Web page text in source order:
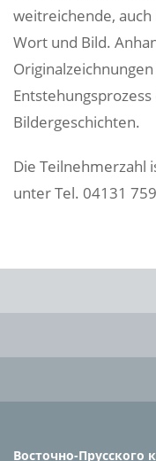
weitreichende,
Wort und Bild.
Bildergeschichten.
Die Teilnehmerzahl
unter Tel. 04131
Восточно-Прусского